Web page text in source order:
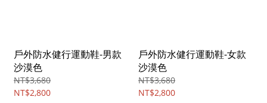
戶外防水健行運動鞋-男款
沙漠色
NT$3,680
NT$2,800
戶外防水健行運動鞋-女款
沙漠色
NT$3,680
NT$2,800